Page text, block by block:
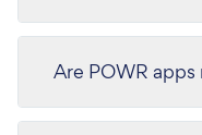
Are POWR